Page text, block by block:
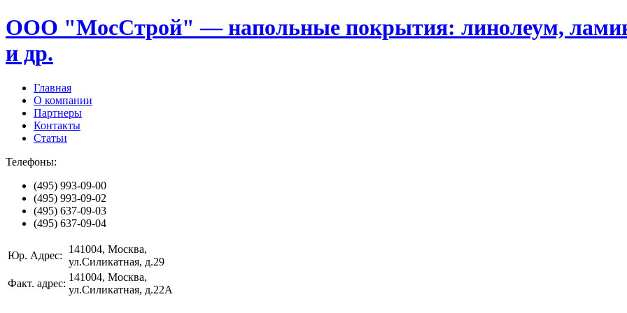
ООО "МосСтрой" — напольные покрытия: линолеум,
и др.
Главная
О компании
Партнеры
Контакты
Статьи
Телефоны:
(495) 993-09-00
(495) 993-09-02
(495) 637-09-03
(495) 637-09-04
Юр. Адрес:
141004, Москва,
ул.Силикатная, д.29
Факт. адрес:
141004, Москва,
ул.Силикатная, д.22А